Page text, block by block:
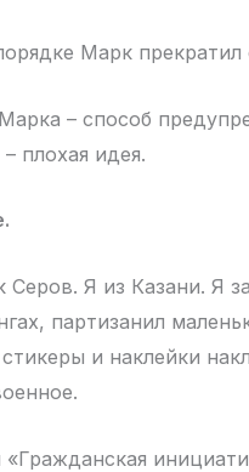
Марк
– способ
плохая идея.
Я из Казани. Я
партизанил
и наклейки